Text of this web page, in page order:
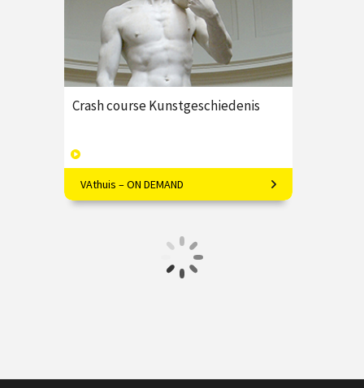
VAthuis
Crash course Kunstgeschiedenis
Kunstenaars, kunstwerken, stijlen en
perioden: beknopt en
4 afleveringen
VAthuis – ON DEMAND